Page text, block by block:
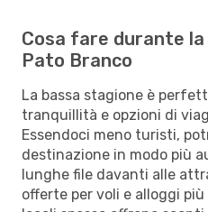
Cosa fare durante
Pato Branco
La bassa stagione è
tranquillità e opzioni di
Essendoci meno turisti,
destinazione in modo più
lunghe file davanti alle
offerte per voli e alloggi